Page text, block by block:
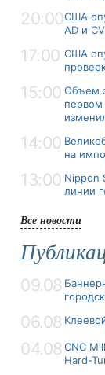
20:00США
AD и
17:00 США
15:00 Объем
первом
14:00
на
13:00 Nippon
линии
Все новости
09.08
06.08
04.08 CNC
Hard-